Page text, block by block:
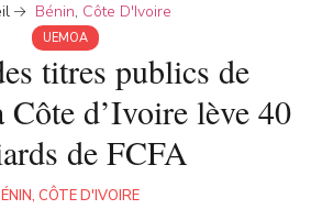
Bénin, Côte D'Ivoire
UEMOA
titres publics de
Côte d’Ivoire lève 40
de FCFA
, CÔTE D'IVOIRE